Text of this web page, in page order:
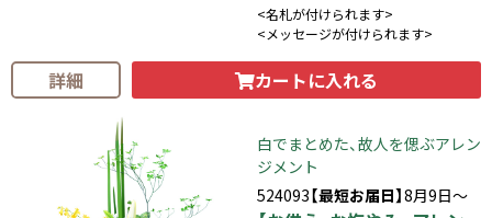
<名札が付けられます>
<メッセージが付けられます>
詳細 カートに入れる
白でまとめた、故人を偲ぶアレン
ジメント
524093【最短お届日】8月9日～